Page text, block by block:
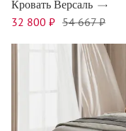
Кровать Версаль
32 800 ₽ 54 667 ₽